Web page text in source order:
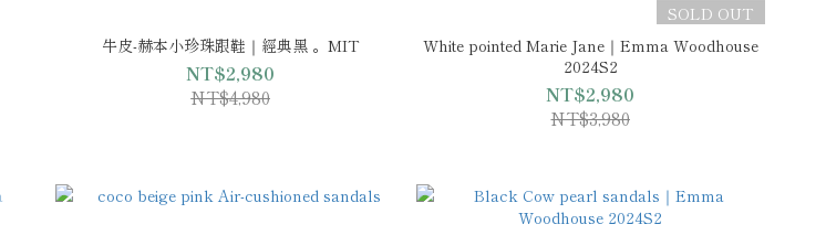
牛皮-赫本小珍珠跟鞋｜經典黑 。MIT
NT$2,980
NT$4,980
SOLD OUT
White pointed Marie Jane｜Emma Woodhouse
2024S2
NT$2,980
NT$3,980